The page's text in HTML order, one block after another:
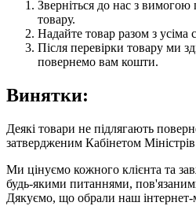
Зверніться до нас з
товару.
Надайте товар разом з
Після перевірки товару ми
повернемо вам кошти.
Винятки:
Деякі товари не підлягають
затвердженим Кабінетом
Ми цінуємо кожного клієнта та
будь-якими питаннями,
Дякуємо, що обрали наш інтернет-